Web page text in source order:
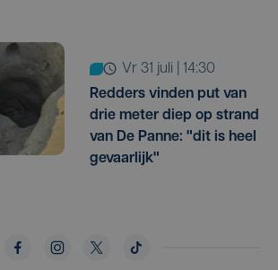
vr 31 juli | 14:30
Redders vinden put van
drie meter diep op strand
van De Panne: "dit is heel
gevaarlijk"